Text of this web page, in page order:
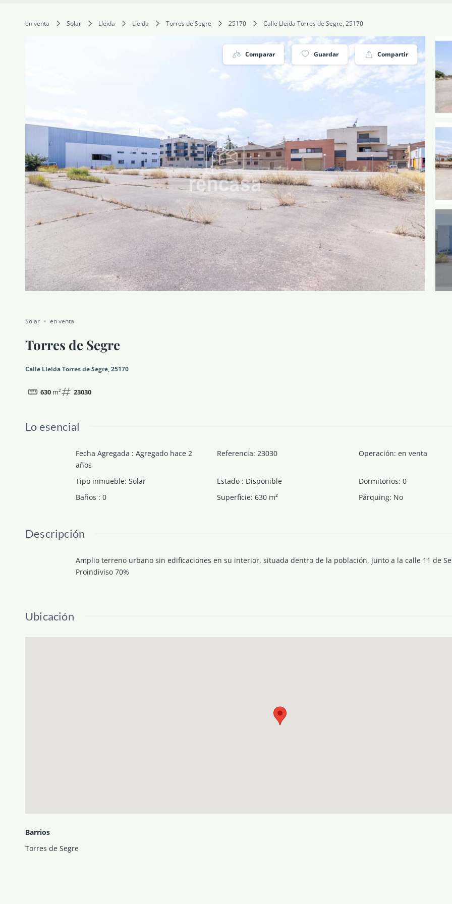
en venta Solar Lleida Lleida Torres de Segre 25170 Calle Lleida Torres de Segre, 25170
Comparar Guardar Compartir
Solar en venta
Torres de Segre
Calle Lleida Torres de Segre, 25170
630 m² 23030
Lo esencial
Fecha Agregada : Agregado hace 2
años
Referencia: 23030 Operación: en venta
Tipo inmueble: Solar Estado : Disponible Dormitorios: 0
Baños : 0 Superficie: 630 m² Párquing: No
Descripción
Amplio terreno urbano sin edificaciones en su interior, situada dentro de la población, junto a la calle 11 de
Proindiviso 70%
Ubicación
Barrios
Torres de Segre